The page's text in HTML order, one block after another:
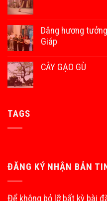
Dâng hương
Giáp
CÂY GẠO GÙ
TAGS
ĐĂNG KÝ NHẬN BẢN
Để không bỏ lỡ bất kỳ bài